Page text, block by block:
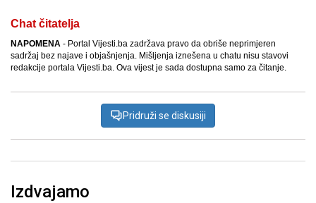
Chat čitatelja
NAPOMENA - Portal Vijesti.ba zadržava pravo da obriše neprimjeren
sadržaj bez najave i objašnjenja. Mišljenja iznešena u chatu nisu stavovi
redakcije portala Vijesti.ba. Ova vijest je sada dostupna samo za čitanje.
Pridruži se diskusiji
Izdvajamo